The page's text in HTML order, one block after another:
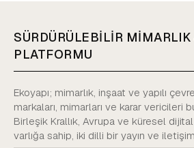
SÜRDÜRÜLEBİLİR MİMARLIK
PLATFORMU
Ekoyapı; mimarlık, inşaat ve yapılı
markaları, mimarları ve karar vericileri
Birleşik Krallık, Avrupa ve küresel
varlığa sahip, iki dilli bir yayın ve